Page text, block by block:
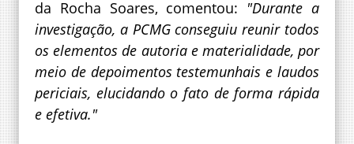
da Rocha Soares, comentou: "Durante a
investigação, a PCMG conseguiu reunir todos
os elementos de autoria e materialidade, por
meio de depoimentos testemunhais e laudos
periciais, elucidando o fato de forma rápida
e efetiva."